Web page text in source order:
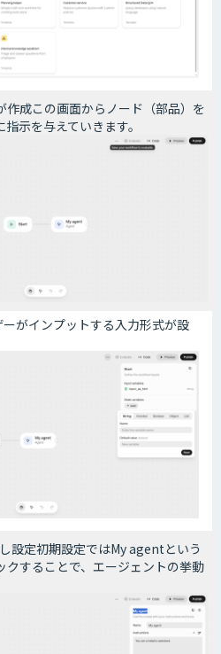
作成この画面からノード（部品）を
示を与えていきます。
がインプットする入力形式が設
設定初期設定ではMy agentという
クすることで、エージェントの挙動